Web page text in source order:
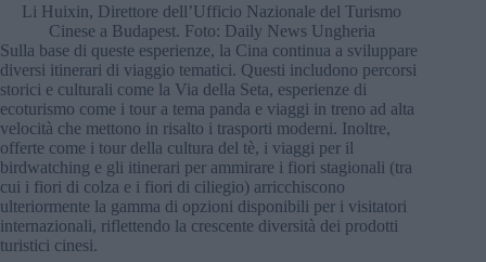
Li Huixin, Direttore dell’Ufficio Nazionale del Turismo
Cinese a Budapest. Foto: Daily News Ungheria
Sulla base di queste esperienze, la Cina continua a sviluppare
diversi itinerari di viaggio tematici. Questi includono percorsi
storici e culturali come la Via della Seta, esperienze di
ecoturismo come i tour a tema panda e viaggi in treno ad alta
velocità che mettono in risalto i trasporti moderni. Inoltre,
offerte come i tour della cultura del tè, i viaggi per il
birdwatching e gli itinerari per ammirare i fiori stagionali (tra
cui i fiori di colza e i fiori di ciliegio) arricchiscono
ulteriormente la gamma di opzioni disponibili per i visitatori
internazionali, riflettendo la crescente diversità dei prodotti
turistici cinesi.